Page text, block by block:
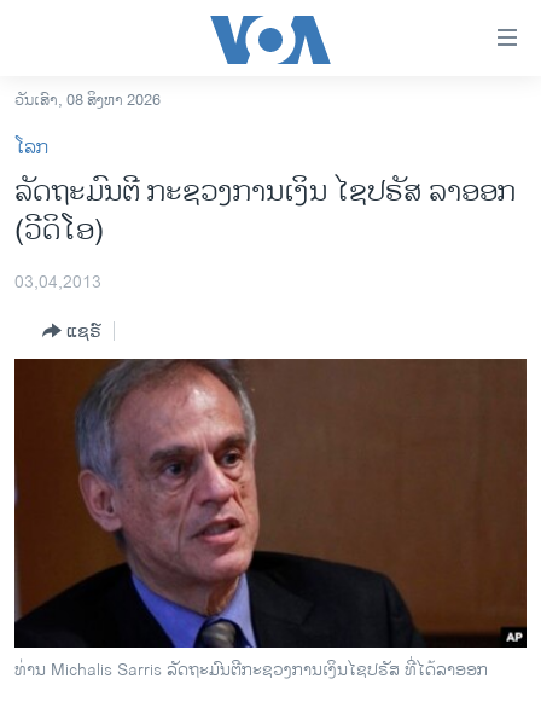
ເຂົ້າ
ຫາ
ຂ້າມ
ຂ້າມ
ຂ້າມ
ໄປ
ຫາ
ລາວ
ອາເມຣິກາ
ຂ່າວ​ຈີນ
ໂລກ
ອິດສະຫຼະພາບດ້ານການຂ່າວ
ຊີວິດຊາວລາວ
ຊຸມຊົນຊາວລາວ
ວິທະຍາສາດ-ເທັກໂນໂລຈີ
ທຸລະກິດ
ພາສາອັງກິດ
ວັນເສົາ, 08 ສິງຫາ 2026
ໂລກ
ລັດຖະມົນຕີ ກະຊວງການເງິນ ໄຊປຣັສ ລາອອກ
(ວີດິໂອ)
03,04,2013
ແຊຣ໌
ທ່ານ Michalis Sarris ລັດຖະມົນຕີກະຊວງການເງິນໄຊປຣັສ ທີ່ໄດ້ລາອອກ